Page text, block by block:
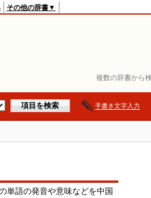
複数の辞書から
その他の辞書▼
手書き文字入力
単語の発音や意味などを中国